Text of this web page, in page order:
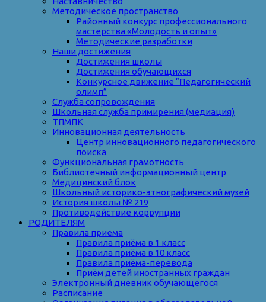
Методическое пространство
Районный конкурс профессионального
мастерства «Молодость и опыт»
Методические разработки
Наши достижения
Достижения школы
Достижения обучающихся
Конкурсное движение “Педагогический
олимп”
Служба сопровождения
Школьная служба примирения (медиация)
ТПМПК
Инновационная деятельность
Центр инновационного педагогического
поиска
Функциональная грамотность
Библиотечный информационный центр
Медицинский блок
Школьный историко-этнографический музей
История школы № 219
Противодействие коррупции
РОДИТЕЛЯМ
Правила приема
Правила приёма в 1 класс
Правила приёма в 10 класс
Правила приёма-перевода
Приём детей иностранных граждан
Электронный дневник обучающегося
Расписание